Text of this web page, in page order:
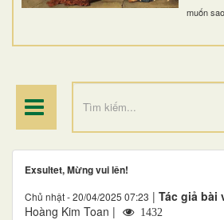
muốn
ĐIỂM HÀNH HƯƠNG
Exsultet, Mừng vui lên!
Chủ nhật - 20/04/2025 07:23 | Tác giả bài
Hoàng Kim Toan |
1432